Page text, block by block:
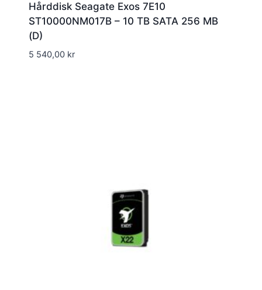
Hårddisk Seagate Exos 7E10
ST10000NM017B – 10 TB SATA 256 MB
(D)
5 540,00 kr